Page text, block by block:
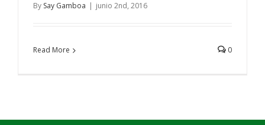
By Say Gamboa | junio 2nd, 2016
Read More 0